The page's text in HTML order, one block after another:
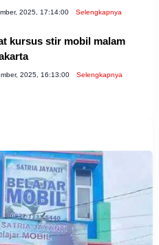
2025, 17:14:00 Selengkapnya
kursus stir mobil malam
2025, 16:13:00 Selengkapnya